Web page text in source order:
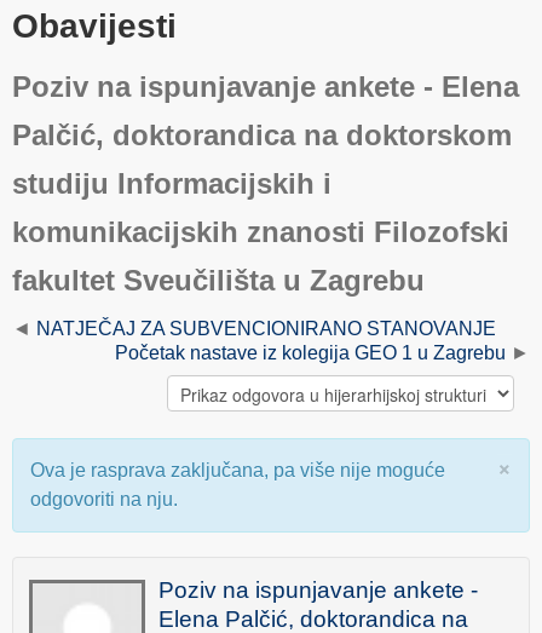
Obavijesti
Poziv na ispunjavanje ankete - Elena
Palčić, doktorandica na doktorskom
studiju Informacijskih i
komunikacijskih znanosti Filozofski
fakultet Sveučilišta u Zagrebu
NATJEČAJ ZA SUBVENCIONIRANO STANOVANJE
Početak nastave iz kolegija GEO 1 u Zagrebu
×
Ova je rasprava zaključana, pa više nije moguće
odgovoriti na nju.
Poziv na ispunjavanje ankete -
Elena Palčić, doktorandica na